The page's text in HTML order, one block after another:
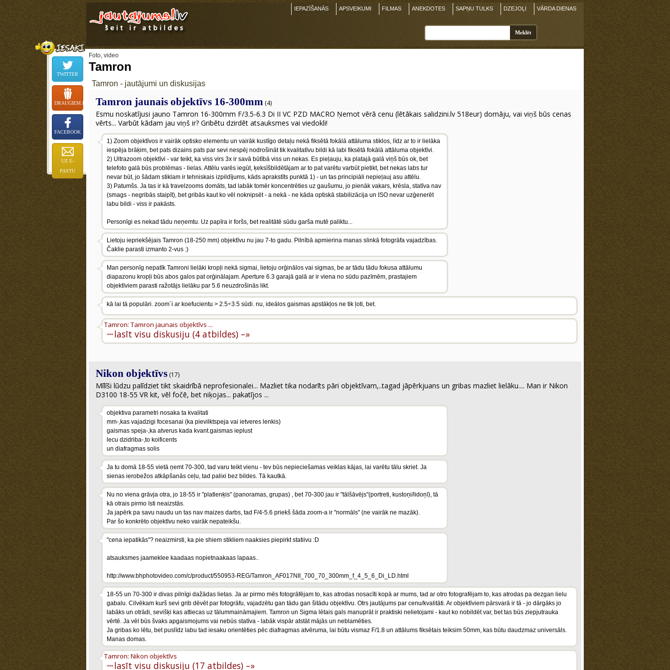
IEPAZĪŠANĀS APSVEIKUMI FILMAS ANEKDOTES SAPŅU TULKS DZEJOĻI VĀRDA DIENAS
Foto, video
Tamron
Tamron - jautājumi un diskusijas
Tamron jaunais objektīvs 16-300mm (4)
Esmu noskatījusi jauno Tamron 16-300mm F/3.5-6.3 Di II VC PZD MACRO Ņemot vērā cenu (lētākais salidzini.lv 518eur) domāju, vai viņš būs cenas
vērts... Varbūt kādam jau viņš ir? Gribētu dzirdēt atsauksmes vai viedokli!
1) Zoom objektīvos ir vairāk optisko elementu un vairāk kustīgo detaļu nekā fiksētā fokālā attāluma stiklos, līdz ar to ir lielāka
iespēja brāķim, bet pats dizains pats par sevi nespēj nodrošināt tik kvalitatīvu bildi kā labi fiksētā fokālā attāluma objektīvi.
2) Ultrazoom objektīvi - var teikt, ka viss virs 3x ir savā būtībā viss un nekas. Es pieļauju, ka platajā galā viņš būs ok, bet
telefoto galā būs problēmas - lielas. Attēlu varēs iegūt, ķeksīšbildētājam ar to pat varētu varbūt pietikt, bet nekas labs tur
nevar būt, jo šādam stiklam ir tehniskais izpildījums, kāds aprakstīts punktā 1) - un tas principiāli nepieļauj asu attēlu.
3) Patumšs. Ja tas ir kā travelzooms domāts, tad labāk tomēr koncentrēties uz gaušumu, jo pienāk vakars, krēsla, statīva nav
(smags - negribās staipīt), bet gribās kaut ko vēl noknipsēt - a nekā - ne kāda optiskā stabilizācija un ISO nevar uzģenerēt
labu bildi - viss ir pakāsts.
Personīgi es nekad tādu neņemtu. Uz papīra ir foršs, bet realitātē sūdu garša mutē paliktu...
Lietoju iepriekšējais Tamron (18-250 mm) objektīvu nu jau 7-to gadu. Pilnībā apmierina manas slinkā fotogrāfa vajadzības.
Čaklie parasti izmanto 2-vus :)
Man personīg nepatīk Tamroni lielāki kropļi nekā sigmai, lietoju orģinālos vai sigmas, be ar tādu tādu fokusa attālumu
diapazonu kropļi būs abos galos pat orģinālajam. Aperture 6.3 garajā galā ar ir viena no sūdu pazīmēm, prastajiem
objektīviem parasti ražotājs lielāku par 5.6 neuzdrošinās likt.
kā lai tā populāri. zoom´i ar koefucientu > 2.5÷3.5 sūdi. nu, ideālos gaismas apstākļos ne tik ļoti, bet.
···
Tamron: Tamron jaunais objektīvs ...
lasīt visu diskusiju (4 atbildes) –»
Nikon objektīvs (17)
Mīlīši lūdzu palīdziet tikt skaidrībā neprofesionalei... Mazliet tika nodarīts pāri objektīvam,..tagad jāpērkjuans un gribas mazliet lielāku.... Man ir Nikon
D3100 18-55 VR kit, vēl fočē, bet niķojas... pakatījos ...
objektiva parametri nosaka ta kvalitati
mm-,kas vajadzigi focesanai (ka pievilktspeja vai ietveres lenkis)
gaismas speja-,ka atverus kada kvant.gaismas ieplust
lecu dzidriba-,to koificents
un diafragmas solis
Ja tu domā 18-55 vietā ņemt 70-300, tad varu teikt vienu - tev būs nepieciešamas veiklas kājas, lai varētu tālu skriet. Ja
sienas ierobežos atkāpšanās ceļu, tad palixi bez bildes. Tā kautkā.
Nu no viena grāvja otra, jo 18-55 ir "platlenķis" (panoramas, grupas) , bet 70-300 jau ir "tālšāvējs"(portreti, kustoņi/lidoņī), tā
kā otrais pirmo īsti neaizstās.
Ja japērk pa savu naudu un tas nav maizes darbs, tad F/4-5.6 priekš šāda zoom-a ir "normāls" (ne vairāk ne mazāk).
Par šo konkrēto objektīvu neko vairāk nepateikšu.
"cena iepatikās"? neaizmirsti, ka pie shiem stikliem naaksies piepirkt statiivu :D
atsauksmes jaameklee kaadaas nopietnaakaas lapaas..
http://www.bhphotovideo.com/c/product/550953-REG/Tamron_AF017NII_700_70_300mm_f_4_5_6_Di_LD.html
18-55 un 70-300 ir divas pilnīgi dažādas lietas. Ja ar pirmo mēs fotogrāfējam to, kas atrodas nosacīti kopā ar mums, tad ar otro fotografējam to, kas atrodas pa dezgan lielu
gabalu. Cilvēkam kurš sevi grib dēvēt par fotogrāfu, vajadzētu gan tādu gan šitādu objektīvu. Otrs jautājums par cenu/kvalitāti. Ar objektīviem pārsvarā ir tā - jo dārgāks jo
labāks un otrādi, sevišķi kas attiecas uz tālummaināmajiem. Tamron un Sigma lētais gals manuprāt ir praktiski nelietojami - kaut ko nobildēt var, bet tas būs ziepjutrauka
vērtē. Ja vēl būs švaks apgaismojums vai nebūs statīva - labāk vispār atstāt mājās un neblamēties.
Ja gribas ko lētu, bet puslīdz labu tad iesaku orientēties pēc diafragmas atvēruma, lai būtu vismaz F/1.8 un attālums fiksētais teiksim 50mm, kas būtu daudzmaz universāls.
Manas domas.
···
Tamron: Nikon objektīvs
lasīt visu diskusiju (17 atbildes) –»
TWITTER
DRAUGIEM.LV
FACEBOOK
UZ E-
PASTU